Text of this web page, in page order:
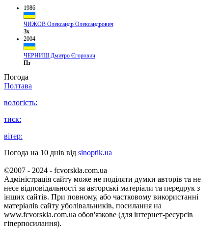
1986
ЧИЖОВ Олександр Олександрович
Зх
2004
ЧЕРНИШ Дмитро Єгорович
Пз
Погода
Полтава
вологість:
тиск:
вітер:
Погода на 10 днів від sinoptik.ua
©2007 - 2024 - fcvorskla.com.ua
Адміністрація сайту може не поділяти думки авторів та не
несе відповідальності за авторські матеріали та передрук з
інших сайтів. При повному, або частковому використанні
матеріалів сайту уболівальників, посилання на
www.fcvorskla.com.ua обов'язкове (для інтернет-ресурсів
гіперпосилання).